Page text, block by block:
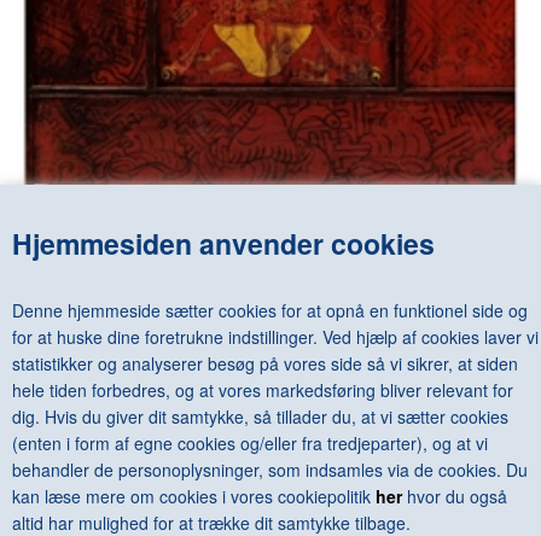
Hjemmesiden anvender cookies
Denne hjemmeside sætter cookies for at opnå en funktionel side og
for at huske dine foretrukne indstillinger. Ved hjælp af cookies laver vi
statistikker og analyserer besøg på vores side så vi sikrer, at siden
hele tiden forbedres, og at vores markedsføring bliver relevant for
dig. Hvis du giver dit samtykke, så tillader du, at vi sætter cookies
(enten i form af egne cookies og/eller fra tredjeparter), og at vi
behandler de personoplysninger, som indsamles via de cookies. Du
kan læse mere om cookies i vores cookiepolitik herhvor du også
altid har mulighed for at trække dit samtykke tilbage.
TIBETAN FURNITURE – IDENTIFYING, APPRECIATING,
DKK 575,00
<--Forrige Næste-->